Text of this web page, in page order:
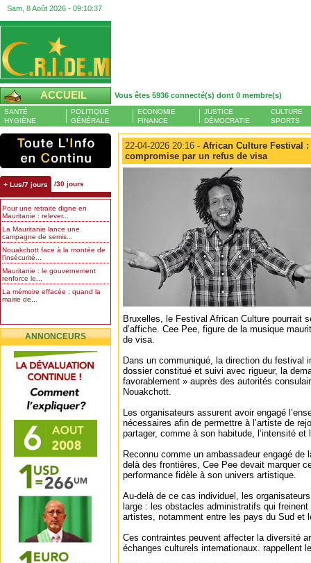
Sam, 8 Août 2026 - 09:10:38
ACCUEIL Vous êtes 5936 connecté(s) dont 0 membre(s)
SANTÉ
HYGIÈNE
POLITIQUE
GÉNÉRALE
ECONOMIE
FINANCE
JUSTICE
DÉMOCRATIE
CULTURE
SPORTS
+ Lus/7 jours /30 jours
Pour une retraite digne en
Mauritanie : relever...
La Mauritanie lance une
campagne de semis...
Nouakchott face à la montée de
l’insécurité...
Mauritanie : le gouvernement
renforce le...
La mémoire effacée : quand la
mairie de...
ANNONCEURS
22-04-2026 20:16 - African Culture Festival
compromise par un refus de visa
Bruxelles, le Festival African Culture pourrait
d’affiche. Cee Pee, figure de la musique
de visa.
Dans un communiqué, la direction du festival
dossier constitué et suivi avec rigueur, la
favorablement » auprès des autorités
Nouakchott.
Les organisateurs assurent avoir engagé
nécessaires afin de permettre à l’artiste de
partager, comme à son habitude, l’intensité et
Reconnu comme un ambassadeur engagé de
delà des frontières, Cee Pee devait marquer
performance fidèle à son univers artistique.
Au-delà de ce cas individuel, les
large : les obstacles administratifs qui
artistes, notamment entre les pays du Sud et
Ces contraintes peuvent affecter la diversité
échanges culturels internationaux. rappellent